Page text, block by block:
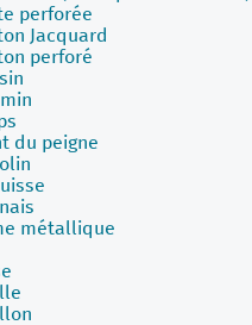
perforée
Jacquard
perforé
du peigne
métallique